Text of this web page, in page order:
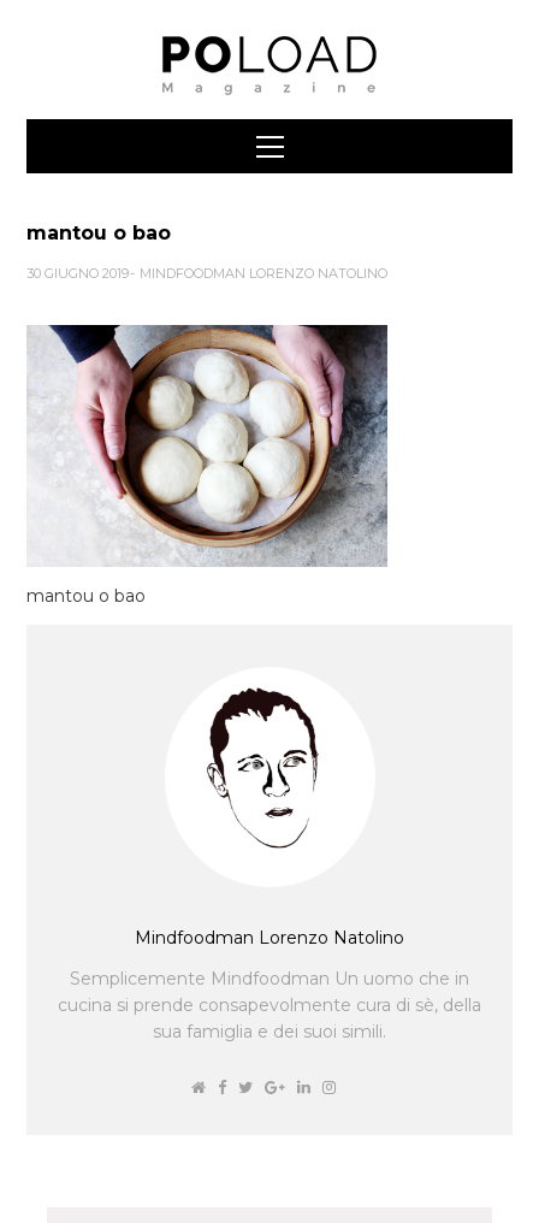
mantou o bao
30 GIUGNO 2019 MINDFOODMAN LORENZO NATOLINO
mantou o bao
Mindfoodman Lorenzo Natolino
Semplicemente Mindfoodman Un uomo che in
cucina si prende consapevolmente cura di sè, della
sua famiglia e dei suoi simili.